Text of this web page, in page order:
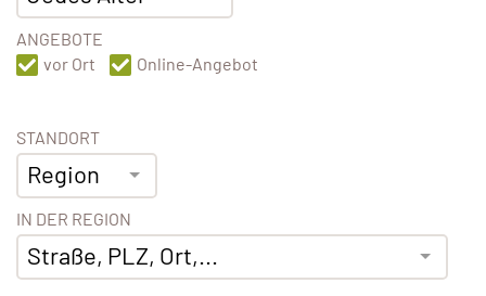
ANGEBOTE
vor Ort
Online-Angebot
STANDORT
Region
IN DER REGION
Straße, PLZ, Ort,...